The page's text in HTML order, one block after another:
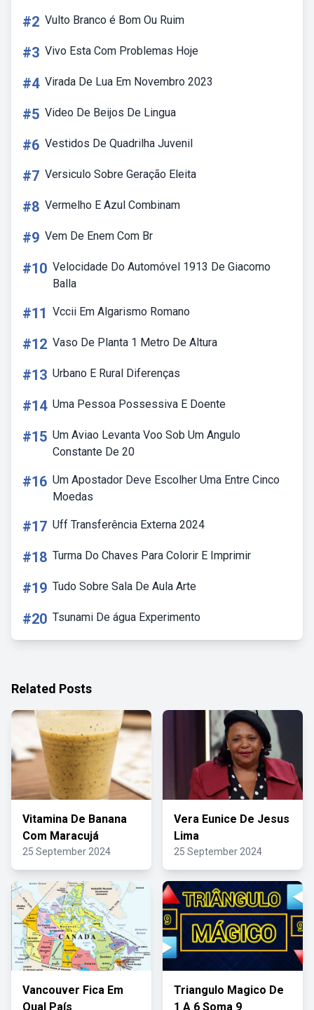
#2 Vulto Branco é Bom Ou Ruim
#3 Vivo Esta Com Problemas Hoje
#4 Virada De Lua Em Novembro 2023
#5 Video De Beijos De Lingua
#6 Vestidos De Quadrilha Juvenil
#7 Versiculo Sobre Geração Eleita
#8 Vermelho E Azul Combinam
#9 Vem De Enem Com Br
#10 Velocidade Do Automóvel 1913 De Giacomo
Balla
#11 Vccii Em Algarismo Romano
#12 Vaso De Planta 1 Metro De Altura
#13 Urbano E Rural Diferenças
#14 Uma Pessoa Possessiva E Doente
#15 Um Aviao Levanta Voo Sob Um Angulo
Constante De 20
#16 Um Apostador Deve Escolher Uma Entre Cinco
Moedas
#17 Uff Transferência Externa 2024
#18 Turma Do Chaves Para Colorir E Imprimir
#19 Tudo Sobre Sala De Aula Arte
#20 Tsunami De água Experimento
Related Posts
Vitamina De Banana
Com Maracujá
25 September 2024
Vera Eunice De Jesus
Lima
25 September 2024
Vancouver Fica Em
Qual País
Triangulo Magico De
1 A 6 Soma 9